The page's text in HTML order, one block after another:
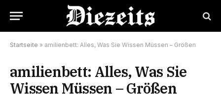
Startseite » amilienbett: Alles, Was Sie Wissen Müssen – Größen
amilienbett: Alles, Was Sie
Wissen Müssen – Größen